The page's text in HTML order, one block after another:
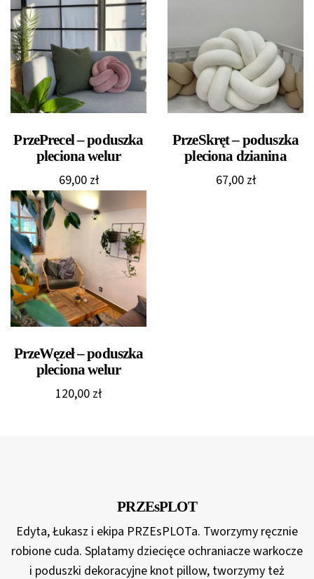
PrzePrecel – poduszka
pleciona welur
69,00 zł
PrzeSkręt – poduszka
pleciona dzianina
67,00 zł
PrzeWęzeł – poduszka
pleciona welur
120,00 zł
PRZEsPLOT
Edyta, Łukasz i ekipa PRZEsPLOTa. Tworzymy ręcznie
robione cuda. Splatamy dziecięce ochraniacze warkocze
i poduszki dekoracyjne knot pillow, tworzymy też